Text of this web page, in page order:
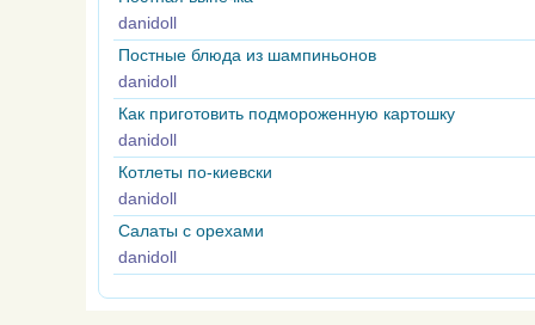
danidoll
Постные блюда из шампиньонов
danidoll
Как приготовить подмороженную картошку
danidoll
Котлеты по-киевски
danidoll
Салаты с орехами
danidoll